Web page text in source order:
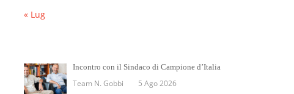
« Lug
Incontro con il Sindaco di Campione d’Italia
Team N. Gobbi 5 Ago 2026